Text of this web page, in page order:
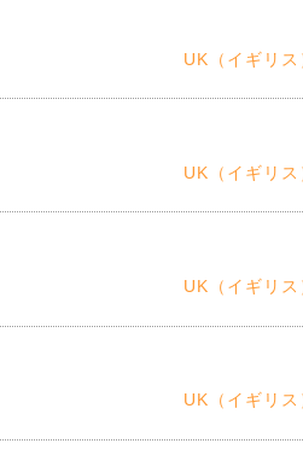
UK（イギリス
UK（イギリス
UK（イギリス
UK（イギリス